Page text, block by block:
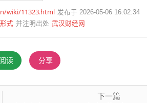
wiki/11323.html 发布于 2026-05-06 16:02:34
式 并注明出处 武汉财经网
阅读 分享
下一篇